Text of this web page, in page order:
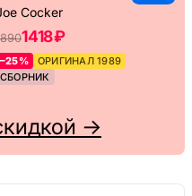
Cocker
1418 ₽
–25%
ОРИГИНАЛ 1989
СБОРНИК
→